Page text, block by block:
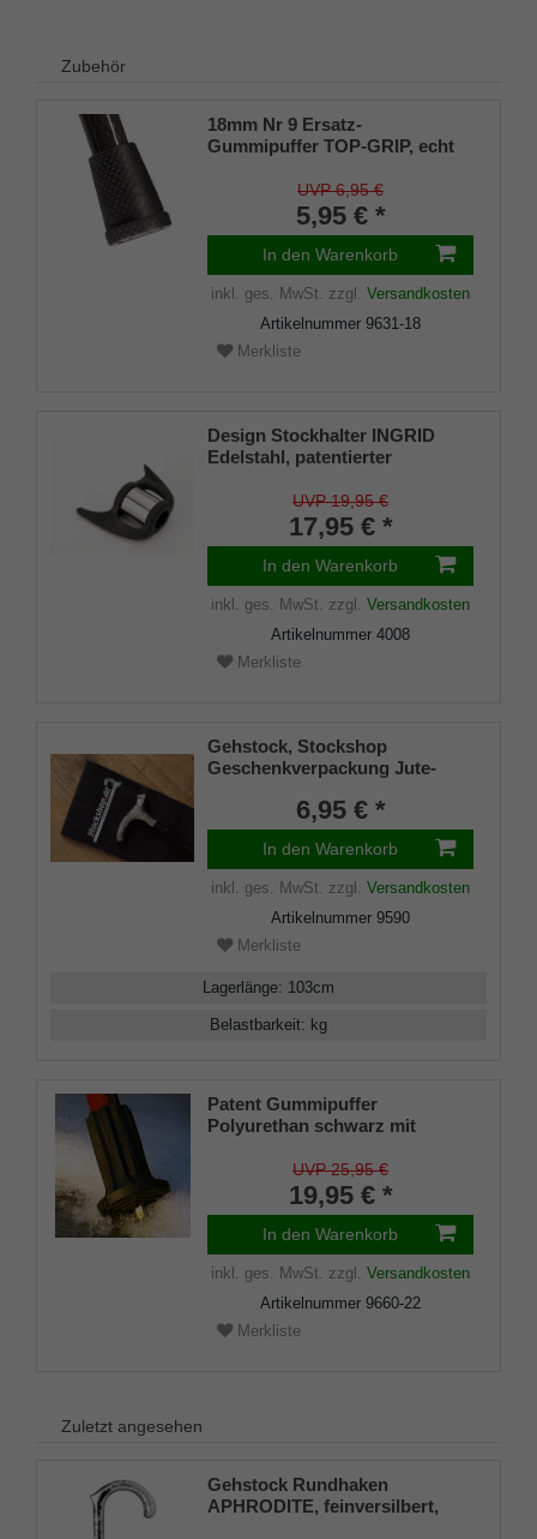
Zubehör
18mm Nr 9 Ersatz-
Gummipuffer TOP-GRIP, echt
UVP 6,95 €
5,95 € *
In den Warenkorb
inkl. ges. MwSt. zzgl. Versandkosten
Artikelnummer 9631-18
Merkliste
Design Stockhalter INGRID
Edelstahl, patentierter
(18 - 22mm), Weichgummi
UVP 19,95 €
17,95 € *
In den Warenkorb
inkl. ges. MwSt. zzgl. Versandkosten
Artikelnummer 4008
Merkliste
Gehstock, Stockshop
Geschenkverpackung Jute-
Klettverschluss6,95 € *
In den Warenkorb
inkl. ges. MwSt. zzgl. Versandkosten
Artikelnummer 9590
Merkliste
Lagerlänge: 103cm
Belastbarkeit: kg
Patent Gummipuffer
Polyurethan schwarz mit
Gehstöcke aus Holz und Metall,
flexibler Schaft für
Durchmesser von ca. 17-22 mm
UVP 25,95 €
19,95 € *
In den Warenkorb
inkl. ges. MwSt. zzgl. Versandkosten
Artikelnummer 9660-22
Merkliste
Zuletzt angesehen
Gehstock Rundhaken
APHRODITE, feinversilbert,